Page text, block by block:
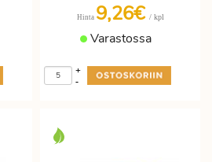
Hinta 9,26€ / kpl
Varastossa
-
+